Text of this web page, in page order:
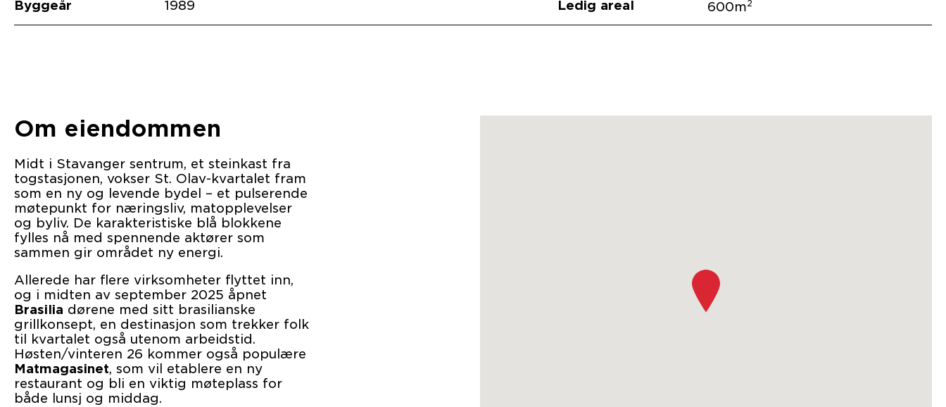
Byggeår 1989 Ledig areal 600m2
Om eiendommen
Midt i Stavanger sentrum, et steinkast fra
togstasjonen, vokser St. Olav-kvartalet fram
som en ny og levende bydel – et pulserende
møtepunkt for næringsliv, matopplevelser
og byliv. De karakteristiske blå blokkene
fylles nå med spennende aktører som
sammen gir området ny energi.
Allerede har flere virksomheter flyttet inn,
og i midten av september 2025 åpnet
Brasilia dørene med sitt brasilianske
grillkonsept, en destinasjon som trekker folk
til kvartalet også utenom arbeidstid.
Høsten/vinteren 26 kommer også populære
Matmagasinet, som vil etablere en ny
restaurant og bli en viktig møteplass for
både lunsj og middag.